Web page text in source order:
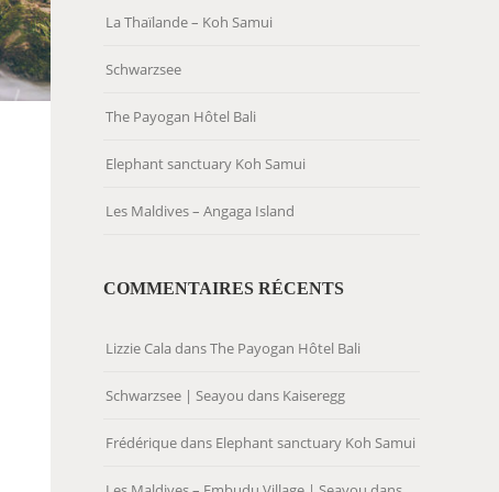
La Thaïlande – Koh Samui
Schwarzsee
The Payogan Hôtel Bali
Elephant sanctuary Koh Samui
Les Maldives – Angaga Island
COMMENTAIRES RÉCENTS
Lizzie Cala dansThe Payogan Hôtel Bali
Schwarzsee | Seayou dans Kaiseregg
Frédériquedans Elephant sanctuary Koh Samui